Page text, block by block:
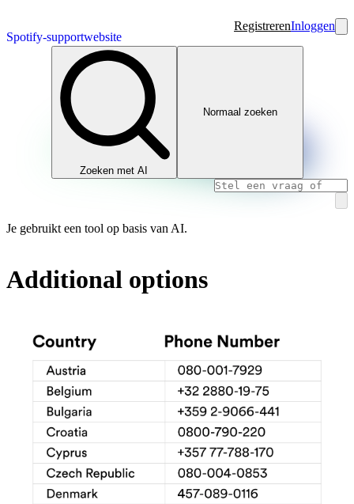
Spotify-supportwebsite
RegistrerenInloggen
Zoeken met AI
Normaal zoeken
Je gebruikt een tool op basis van AI.
Additional options